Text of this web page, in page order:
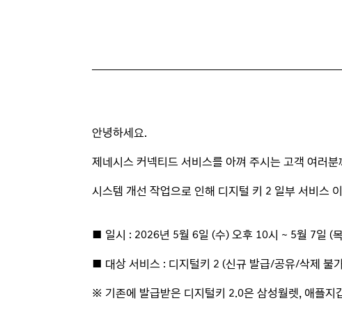
안녕하세요.
제네시스 커넥티드 서비스를 아껴 주시는 고객 여러
시스템 개선 작업으로 인해 디지털 키 2 일부 서비스
■ 일시 : 2026년 5월 6일 (수) 오후 10시 ~ 5월 7일 (
■ 대상 서비스 : 디지털키 2 (신규 발급/공유/삭제 불
※ 기존에 발급받은 디지털키 2.0은 삼성월렛, 애플지